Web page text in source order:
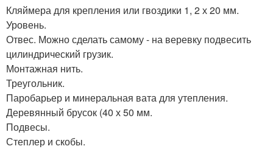
Кляймера для крепления или гвоздики 1, 2 х 20 мм.
Уровень.
Отвес. Можно сделать самому - на веревку подвесить
цилиндрический грузик.
Монтажная нить.
Треугольник.
Паробарьер и минеральная вата для утепления.
Деревянный брусок (40 х 50 мм.
Подвесы.
Степлер и скобы.